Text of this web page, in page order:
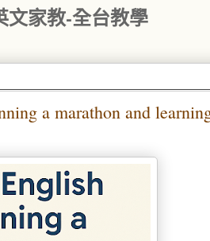
文家教-全台教學
a marathon and